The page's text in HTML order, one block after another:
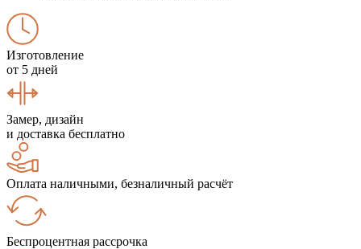
Изготовление
от 5 дней
Замер, дизайн
и доставка бесплатно
Оплата наличными, безналичный расчёт
Беспроцентная рассрочка